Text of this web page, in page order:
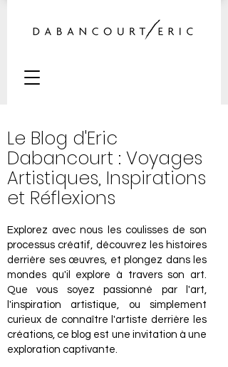
Le Blog d'Eric
Dabancourt : Voyages
Artistiques, Inspirations
et Réflexions
Explorez avec nous les coulisses de son
processus créatif, découvrez les histoires
derrière ses œuvres, et plongez dans les
mondes qu'il explore à travers son art.
Que vous soyez passionné par l'art,
l'inspiration artistique, ou simplement
curieux de connaître l'artiste derrière les
créations, ce blog est une invitation à une
exploration captivante.